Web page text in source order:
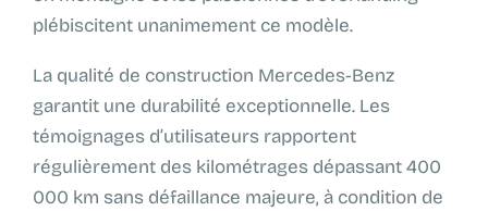
plébiscitent unanimement ce modèle.
La qualité de construction Mercedes-Benz
garantit une durabilité exceptionnelle. Les
témoignages d’utilisateurs rapportent
régulièrement des kilométrages dépassant 400
000 km sans défaillance majeure, à condition de